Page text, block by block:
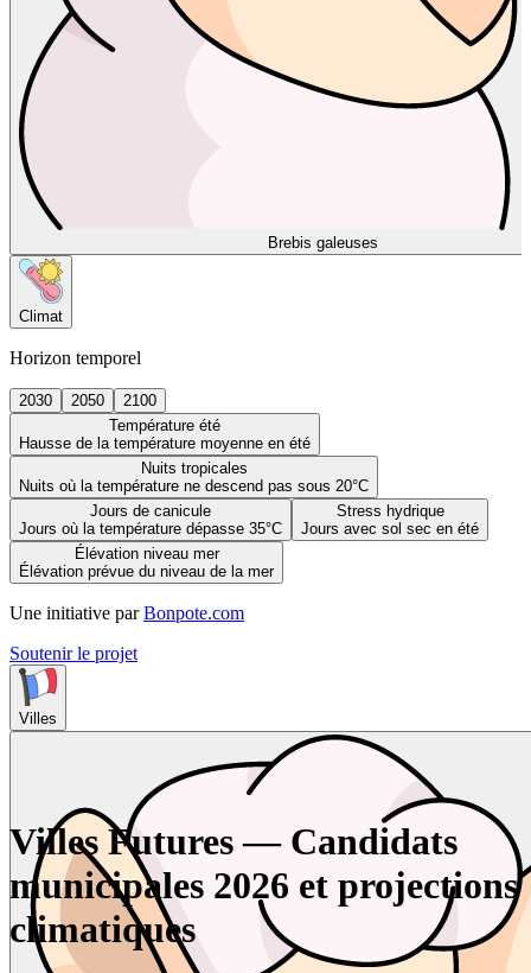
Brebis galeuses
Climat
Horizon temporel
2030 2050
2100
Température été
Hausse de la température moyenne en été
Nuits tropicales
Nuits où la température ne descend pas sous 20°C
Jours de canicule
Jours où la température dépasse 35°C
Stress hydrique
Jours avec sol sec en été
Élévation niveau mer
Élévation prévue du niveau de la mer
Une initiative par Bonpote.com
Soutenir le projet
Villes
Villes Futures — Candidats
municipales 2026 et projections
climatiques